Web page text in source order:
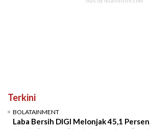
Terkini
BOLATAINMENT
Laba Bersih DIGI Melonjak 45,1